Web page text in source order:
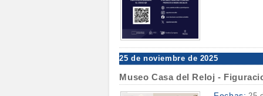
25 de noviembre de 2025
Museo Casa del Reloj -